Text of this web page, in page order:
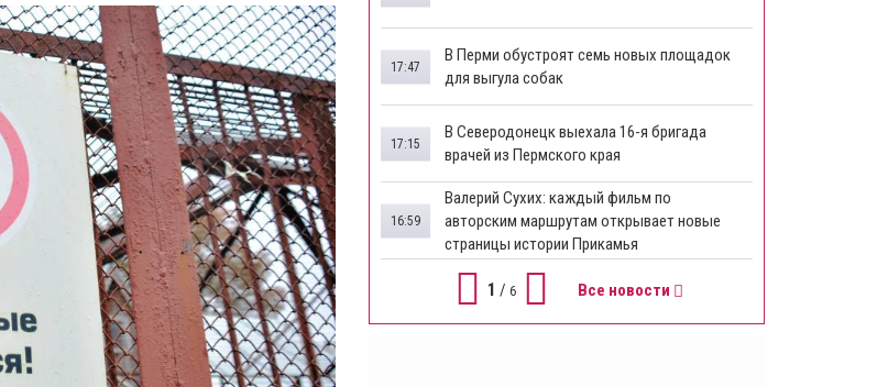
​В Перми обустроят семь новых площадок
для выгула собак
17:47
В Северодонецк выехала 16-я бригада
врачей из Пермского края
17:15
​Валерий Сухих: каждый фильм по
авторским маршрутам открывает новые
страницы истории Прикамья
16:59
1 / 6 Все новости